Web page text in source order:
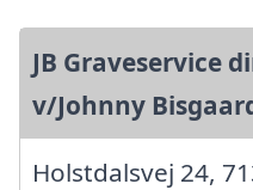
JB Graveservice
v/Johnny
Holstdalsvej 24,